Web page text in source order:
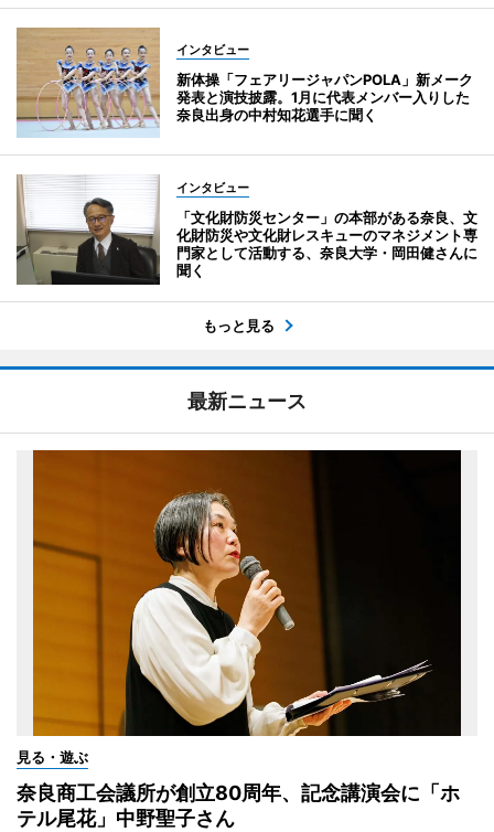
インタビュー
新体操「フェアリージャパンPOLA」新メーク
発表と演技披露。1月に代表メンバー入りした
奈良出身の中村知花選手に聞く
インタビュー
「文化財防災センター」の本部がある奈良、文
化財防災や文化財レスキューのマネジメント専
門家として活動する、奈良大学・岡田健さんに
聞く
もっと見る
最新ニュース
見る・遊ぶ
奈良商工会議所が創立80周年、記念講演会に「ホ
テル尾花」中野聖子さん